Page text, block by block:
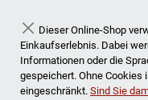
Schließen
Dieser Online-Shop
Einkaufserlebnis. Dabei
Informationen oder die
gespeichert. Ohne Cookies
eingeschränkt. Sind Sie